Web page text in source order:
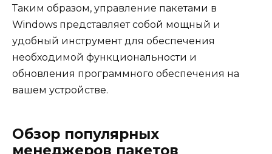
Таким образом, управление пакетами в
Windows представляет собой мощный и
удобный инструмент для обеспечения
необходимой функциональности и
обновления программного обеспечения на
вашем устройстве.
Обзор популярных
менеджеров пакетов